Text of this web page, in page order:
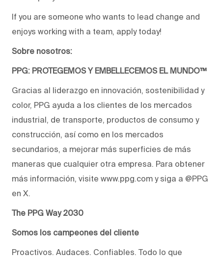
If you are someone who wants to lead change and
enjoys working with a team, apply today!
Sobre nosotros:
PPG: PROTEGEMOS Y EMBELLECEMOS EL MUNDO™
Gracias al liderazgo en innovación, sostenibilidad y
color, PPG ayuda a los clientes de los mercados
industrial, de transporte, productos de consumo y
construcción, así como en los mercados
secundarios, a mejorar más superficies de más
maneras que cualquier otra empresa. Para obtener
más información, visite www.ppg.com y siga a @PPG
en X.
The PPG Way 2030
Somos los campeones del cliente
Proactivos. Audaces. Confiables. Todo lo que